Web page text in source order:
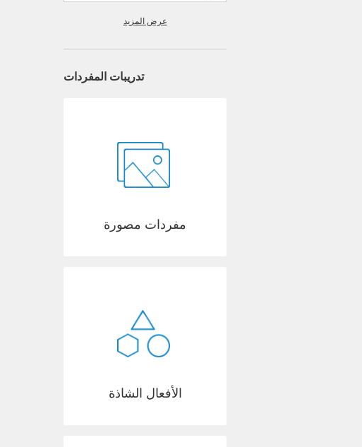
عرض المزيد
تدريبات المفردات
مفردات مصورة
الأفعال الشاذة